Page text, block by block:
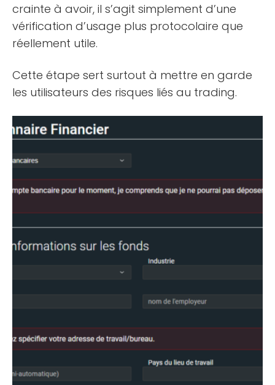
crainte à avoir, il s’agit simplement d’une
vérification d’usage plus protocolaire que
réellement utile.
Cette étape sert surtout à mettre en garde
les utilisateurs des risques liés au trading.